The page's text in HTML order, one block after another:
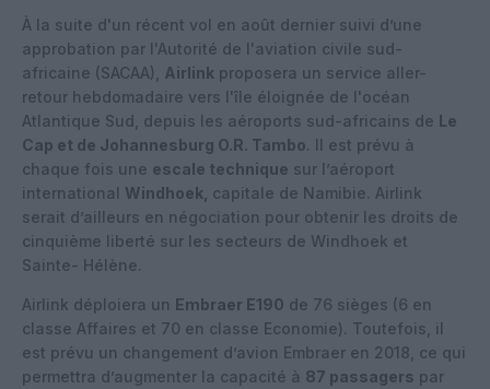
À la suite d'un récent vol en août dernier suivi d’une
approbation par l'Autorité de l'aviation civile sud-
africaine (SACAA),
Airlink proposera un service aller-
retour hebdomadaire vers l'île éloignée de l'océan
Atlantique Sud, depuis les aéroports sud-africains de Le
Cap et de Johannesburg O.R. Tambo. Il est prévu à
chaque fois une escale technique sur l’aéroport
international Windhoek, capitale de Namibie. Airlink
serait d’ailleurs en négociation pour obtenir les droits de
cinquième liberté sur les secteurs de Windhoek et
Sainte- Hélène.
Airlink déploiera un Embraer E190 de 76 sièges (6 en
classe Affaires et 70 en classe Economie). Toutefois, il
est prévu un changement d’avion Embraer en 2018, ce qui
permettra d’augmenter la capacité à 87 passagers par